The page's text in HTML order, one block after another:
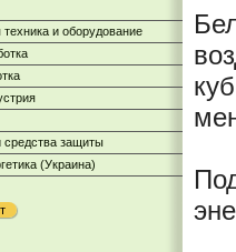
и оборудование
средства защиты
(Украина)